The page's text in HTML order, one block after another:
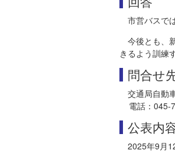
市営バスで
今後とも、
きるよう訓練
問合せ
交通局自動
電話：045-
公表内
2025年9月